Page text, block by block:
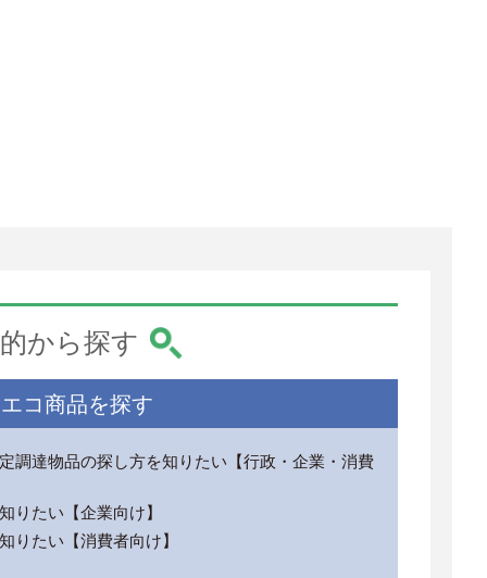
から探す
エコ商品を探す
調達物品の探し方を知りたい【行政・企業・消費
りたい【企業向け】
りたい【消費者向け】